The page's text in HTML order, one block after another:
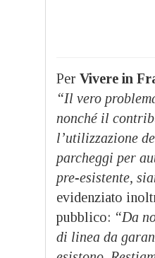
Per Vivere in
“Il vero
nonché il
l’utilizzazione
parcheggi per
pre-esistente,
evidenziato
pubblico: “Da
di linea da